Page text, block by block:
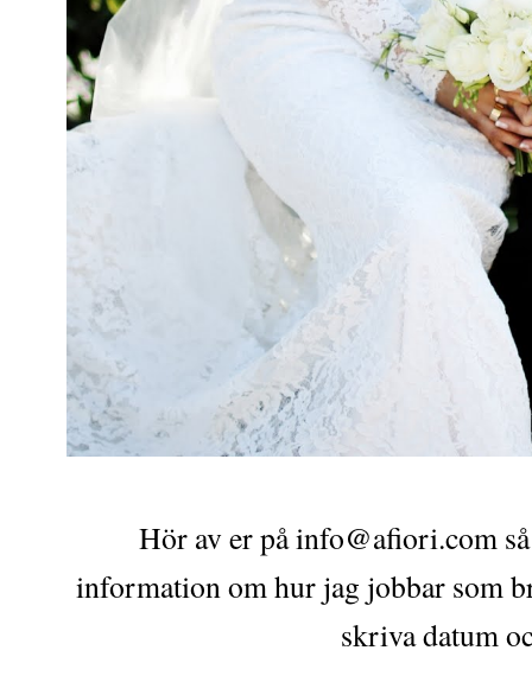
Hör av er på info@afiori.com
information om hur jag jobbar som
skriva datum